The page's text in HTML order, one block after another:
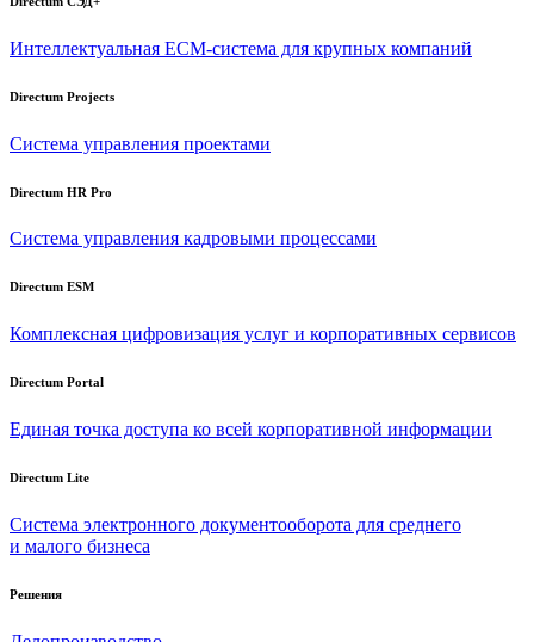
Интеллектуальная ECM-система для крупных компаний
Directum Projects
Система управления проектами
Directum HR Pro
Система управления кадровыми процессами
Directum ESM
Комплексная цифровизация услуг и корпоративных сервисов
Directum Portal
Единая точка доступа ко всей корпоративной информации
Directum Lite
Система электронного документооборота для среднего
и малого бизнеса
Решения